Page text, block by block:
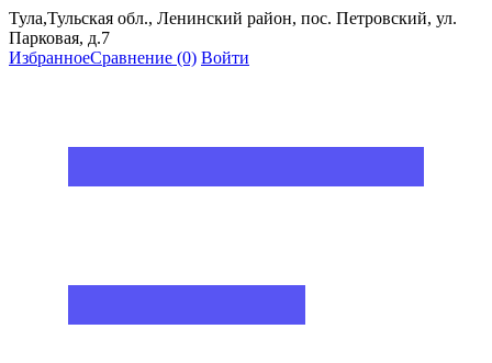
Тула,Тульская обл., Ленинский район, пос. Петровский, ул.
Парковая, д.7
ИзбранноеСравнение (0) Войти